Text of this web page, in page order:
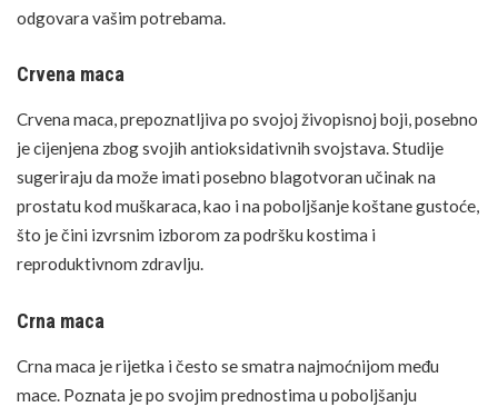
odgovara vašim potrebama.
Crvena maca
Crvena maca, prepoznatljiva po svojoj živopisnoj boji, posebno
je cijenjena zbog svojih antioksidativnih svojstava. Studije
sugeriraju da može imati posebno blagotvoran učinak na
prostatu kod muškaraca, kao i na poboljšanje koštane gustoće,
što je čini izvrsnim izborom za podršku kostima i
reproduktivnom zdravlju.
Crna maca
Crna maca je rijetka i često se smatra najmoćnijom među
mace. Poznata je po svojim prednostima u poboljšanju